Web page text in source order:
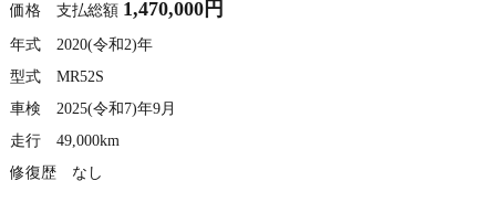
価格 支払総額 1,470,000円
年式 2020(令和2)年
型式 MR52S
車検 2025(令和7)年9月
走行 49,000km
修復歴 なし